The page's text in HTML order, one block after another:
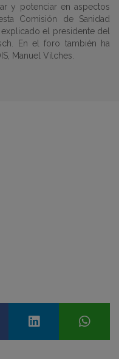
y potenciar en aspectos
Comisión de Sanidad
explicado el presidente del
En el foro también ha
Manuel Vilches.